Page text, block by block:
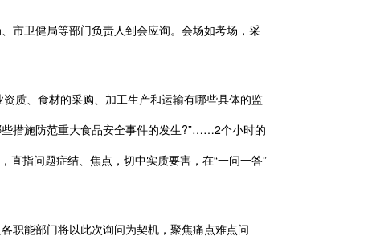
卫健局等部门负责人到会应询。会场如考场，采
质、食材的采购、加工生产和运输有哪些具体的监
措施防范重大食品安全事件的发生?”……2个小时的
直指问题症结、焦点，切中实质要害，在“一问一答”
能部门将以此次询问为契机，聚焦痛点难点问